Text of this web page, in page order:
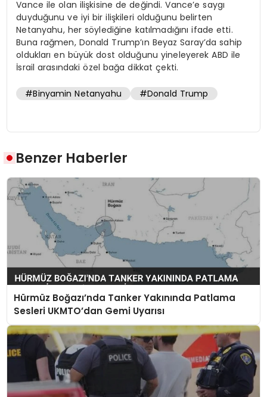
Vance ile olan ilişkisine de değindi. Vance’e saygı
duyduğunu ve iyi bir ilişkileri olduğunu belirten
Netanyahu, her söylediğine katılmadığını ifade etti.
Buna rağmen, Donald Trump’ın Beyaz Saray’da sahip
oldukları en büyük dost olduğunu yineleyerek ABD ile
İsrail arasındaki özel bağa dikkat çekti.
#Binyamin Netanyahu #Donald Trump
Benzer Haberler
Hürmüz Boğazı’nda Tanker Yakınında Patlama
Sesleri UKMTO’dan Gemi Uyarısı